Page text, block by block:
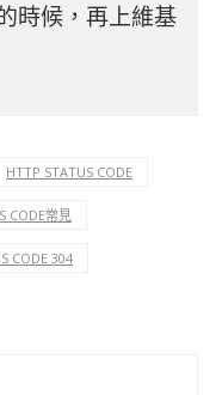
時候，再上維基
HTTP STATUS CODE
CODE常見
CODE 304